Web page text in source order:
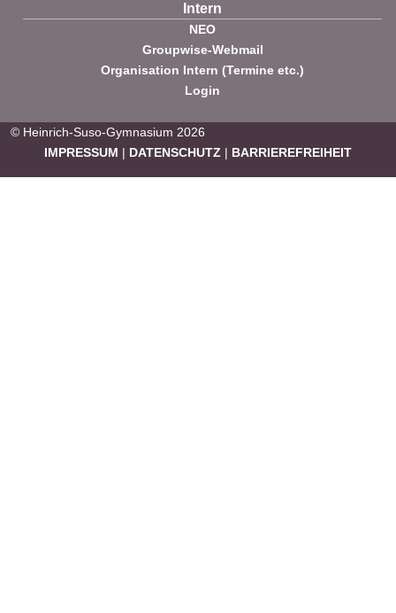
Intern
NEO
Groupwise-Webmail
Organisation Intern (Termine etc.)
Login
© Heinrich-Suso-Gymnasium 2026
IMPRESSUM | DATENSCHUTZ | BARRIEREFREIHEIT